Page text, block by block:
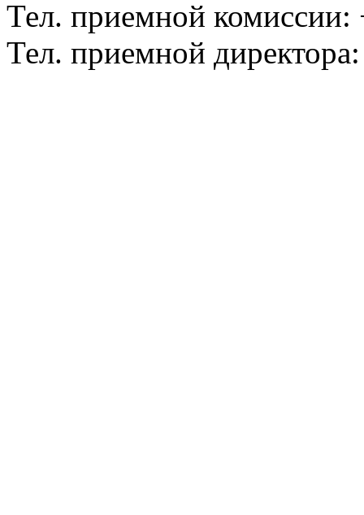
Тел. приемной
Тел. приемной